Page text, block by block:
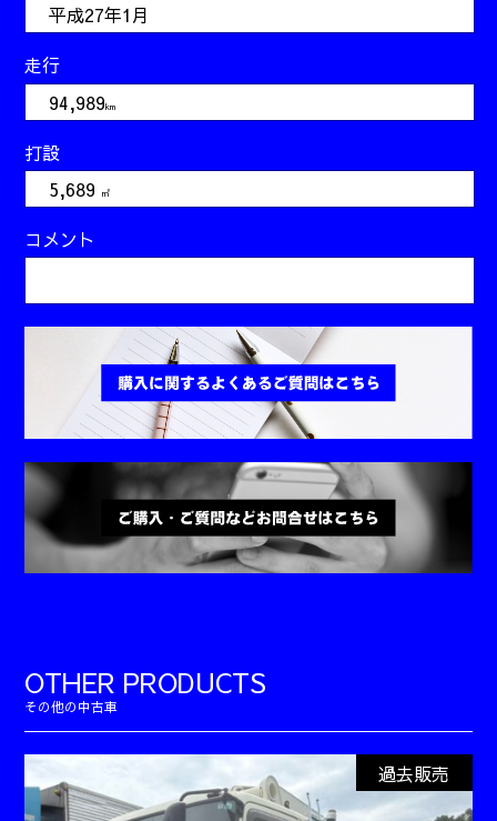
平成27年1月
走行
94,989km
打設
5,689
㎥
コメント
OTHER PRODUCTS
過去販売